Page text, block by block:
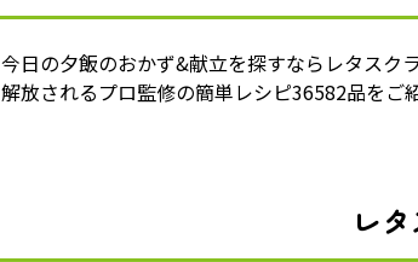
今日の夕飯のおかず&献立を探すならレタスク
解放されるプロ監修の簡単レシピ36582品をご
レ